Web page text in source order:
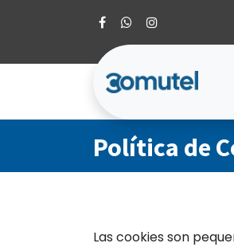
Política de
Las cookies son